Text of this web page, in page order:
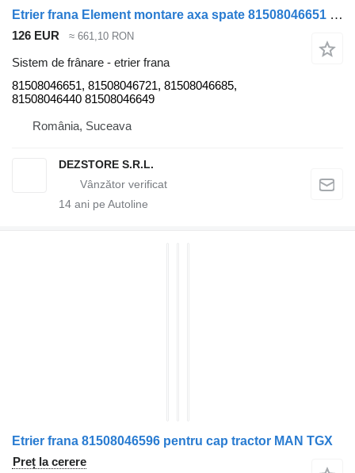
Etrier frana Element montare axa spate 81508046651 pentru cap tractor MAN TGX
126 EUR ≈ 661,10 RON
Sistem de frânare - etrier frana
81508046651, 81508046721, 81508046685,
81508046440 81508046649
România, Suceava
DEZSTORE S.R.L.
14 ani pe Autoline
Etrier frana 81508046596 pentru cap tractor MAN TGX
Preț la cerere